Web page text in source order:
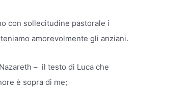
con sollecitudine pastorale i
amorevolmente gli anziani.
– il testo di Luca che
è sopra di me;